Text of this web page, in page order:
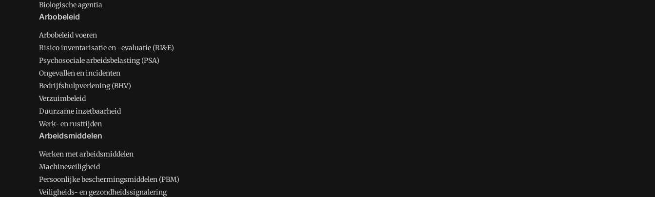
Biologische agentia
Arbobeleid
Arbobeleid voeren
Risico inventarisatie en -evaluatie (RI&E)
Psychosociale arbeidsbelasting (PSA)
Ongevallen en incidenten
Bedrijfshulpverlening (BHV)
Verzuimbeleid
Duurzame inzetbaarheid
Werk- en rusttijden
Arbeidsmiddelen
Werken met arbeidsmiddelen
Machineveiligheid
Persoonlijke beschermingsmiddelen (PBM)
Veiligheids- en gezondheidssignalering